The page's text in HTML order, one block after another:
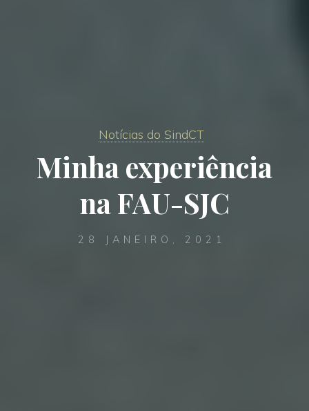
Notícias do SindCT
Minha experiência
na FAU-SJC
28 JANEIRO, 2021